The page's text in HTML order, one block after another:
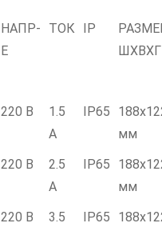
НАПР-
Е
ТОК IP
ШXВXГ
220 В
1.5
А
IP65
мм
220 В
2.5
А
IP65
мм
220 В
3.5
IP65